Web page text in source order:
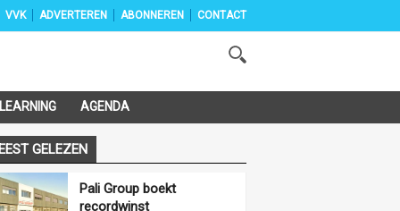
AGENDA
VVK ADVERTEREN ABONNEREN CONTACT
GELEZEN
Pali Group boekt
recordwinst